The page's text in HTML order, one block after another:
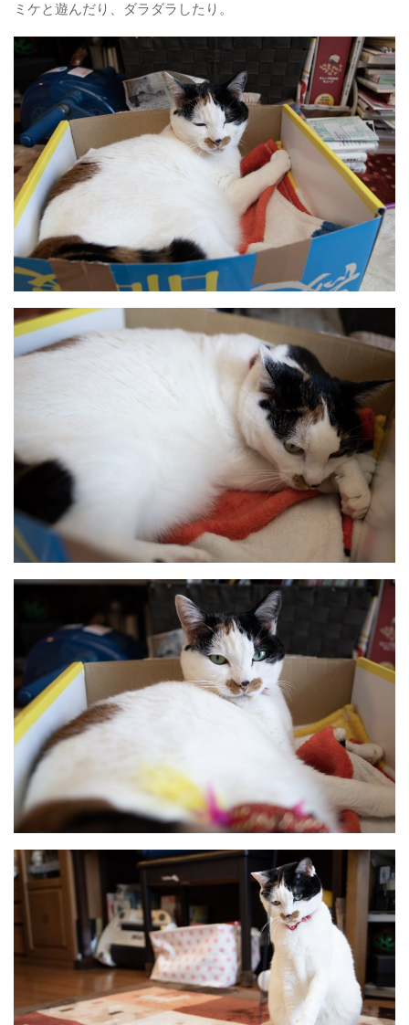
ミケと遊んだり、ダラダラしたり。